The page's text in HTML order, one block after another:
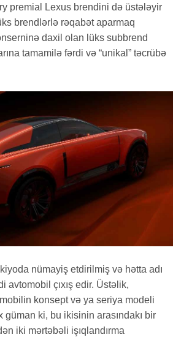
premial Lexus brendini də üstələyir
brendlərlə rəqabət aparmaq
daxil olan lüks subbrend
tamamilə fərdi və “unikal” təcrübə
nümayiş etdirilmiş və hətta adı
avtomobil çıxış edir. Üstəlik,
konsept və ya seriya modeli
güman ki, bu ikisinin arasındakı bir
iki mərtəbəli işıqlandırma